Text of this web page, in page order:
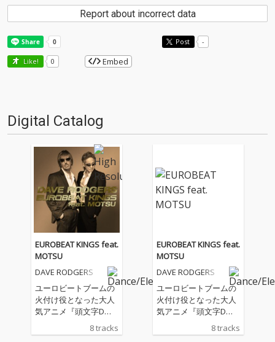
Report about incorrect data
Post -
Like! 0 Embed
Digital Catalog
EUROBEAT KINGS feat.
MOTSU
DAVE RODGERS
ユーロビートブームの
火付け役となった大人
気アニメ『頭文字D』
の後継作、しげの秀一
原作の新公道最速伝説
8 tracks
EUROBEAT KINGS feat.
MOTSU
DAVE RODGERS
ユーロビートブームの
火付け役となった大人
気アニメ『頭文字D』
の後継作、しげの秀一
原作の新公道最速伝説
8 tracks